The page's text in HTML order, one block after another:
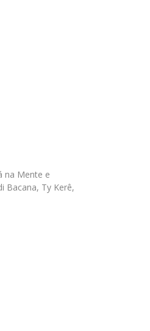
na Mente e
Bacana, Ty Kerê,